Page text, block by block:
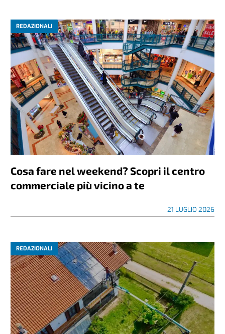
REDAZIONALI
Cosa fare nel weekend? Scopri il centro
commerciale più vicino a te
21 LUGLIO 2026
REDAZIONALI